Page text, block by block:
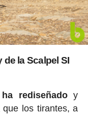
la Scalpel SI
rediseñadoy
los tirantes, a